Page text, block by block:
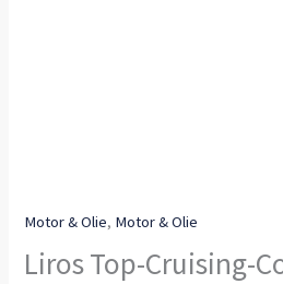
Motor & Olie, Motor & Olie
Liros Top-Cruising-